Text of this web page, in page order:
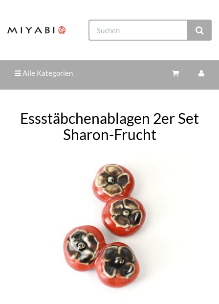
Alle Kategorien
Essstäbchenablagen 2er Set
Sharon-Frucht